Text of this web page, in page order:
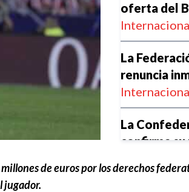
oferta del
La
renuncia
La
confirma
de euros por los derechos
jugador.